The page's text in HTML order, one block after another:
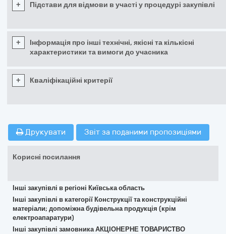
+ Підстави для відмови в участі у процедурі закупівлі
+
Інформація про інші технічні, якісні та кількісні
характеристики та вимоги до учасника
+ Кваліфікаційні критерії
Друкувати Звіт за поданими пропозиціями
Корисні посилання
Інші закупівлі в регіоні Київська область
Інші закупівлі в категорії Конструкції та конструкційні
матеріали; допоміжна будівельна продукція (крім
електроапаратури)
Інші закупівлі замовника АКЦІОНЕРНЕ ТОВАРИСТВО